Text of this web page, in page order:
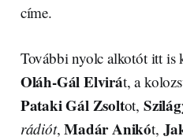
címe.
További nyolc alkotót itt is
Oláh-Gál Elvirát, a
Pataki Gál Zsoltot,
rádiót,Madár Anikót,